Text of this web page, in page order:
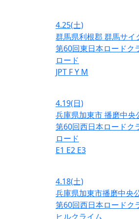
4.25(土)
群馬県利根郡 群馬サ
第60回東日本ロードク
ロード
JPT FY M
4.19(日)
兵庫県加東市 播磨中央
第60回西日本ロードク
ロード
E1 E2 E3
4.18(土)
兵庫県加東市播磨中央
第60回西日本ロードク
ヒルクライム